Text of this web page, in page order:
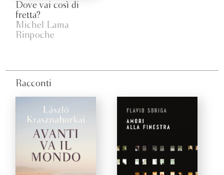
Dove vai così di
fretta?
Michel Lama
Rinpoche
Racconti